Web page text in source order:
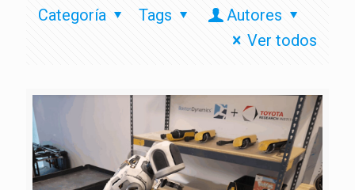
Categoría Tags
Autores
Ver todos